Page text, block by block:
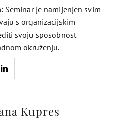
Seminar je namijenjen svim
s organizacijskim
svoju sposobnost
okruženju.
Kupres